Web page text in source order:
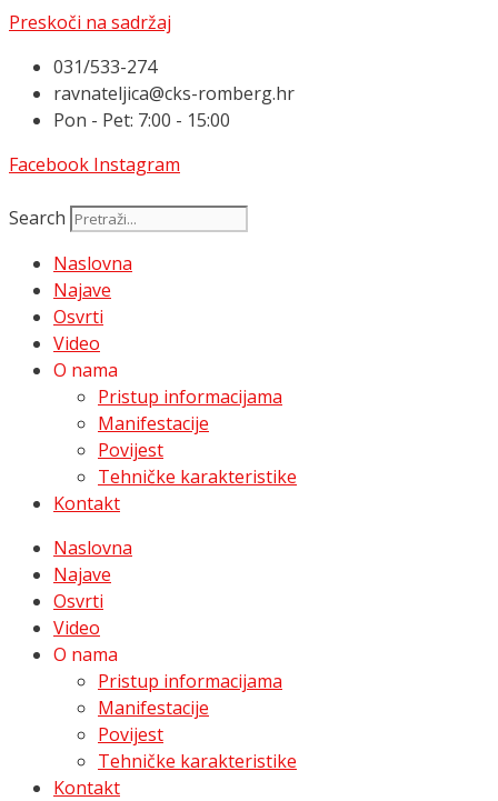
Preskoči na sadržaj
031/533-274
ravnateljica@cks-romberg.hr
Pon - Pet: 7:00 - 15:00
Facebook Instagram
Search
Naslovna
Najave
Osvrti
Video
O nama
Pristup informacijama
Manifestacije
Povijest
Tehničke karakteristike
Kontakt
Naslovna
Najave
Osvrti
Video
O nama
Pristup informacijama
Manifestacije
Povijest
Tehničke karakteristike
Kontakt